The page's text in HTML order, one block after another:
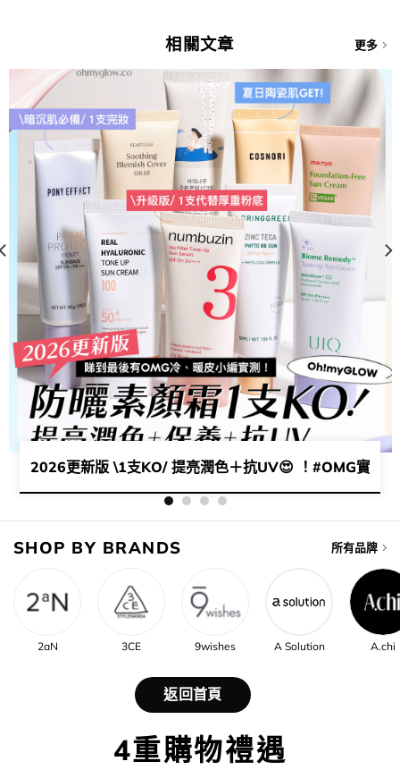
相關文章 更多
2026更新版 \1支KO/ 提亮潤色＋抗UV😍 ！#OMG實測
好😎​？不如嚟OMG入手小眾好物s😈​💕​
SHOP BY BRANDS 所有品牌
2aN 3CE 9wishes A Solution A.chi
返回首頁
4重購物禮遇